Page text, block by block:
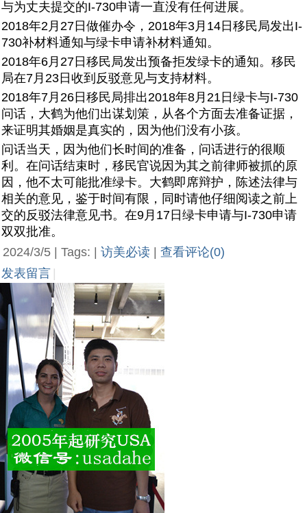
与为丈夫提交的I-730申请一直没有任何进展。
2018年2月27日做催办令，2018年3月14日移民局发出I-
730补材料通知与绿卡申请补材料通知。
2018年6月27日移民局发出预备拒发绿卡的通知。移民
局在7月23日收到反驳意见与支持材料。
2018年7月26日移民局排出2018年8月21日绿卡与I-730
问话，大鹤为他们出谋划策，从各个方面去准备证据，
来证明其婚姻是真实的，因为他们没有小孩。
问话当天，因为他们长时间的准备，问话进行的很顺
利。在问话结束时，移民官说因为其之前律师被抓的原
因，他不太可能批准绿卡。大鹤即席辩护，陈述法律与
相关的意见，鉴于时间有限，同时请他仔细阅读之前上
交的反驳法律意见书。在9月17日绿卡申请与I-730申请
双双批准。
2024/3/5 | Tags: | 访美必读
查看评论(0)
发表留言